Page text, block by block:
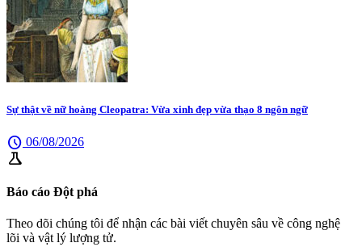
Sự thật về nữ hoàng Cleopatra: Vừa xinh đẹp vừa thạo 8 ngôn ngữ
schedule 06/08/2026
science
Báo cáo Đột phá
Theo dõi chúng tôi để nhận các bài viết chuyên sâu về công nghệ
lõi và vật lý lượng tử.